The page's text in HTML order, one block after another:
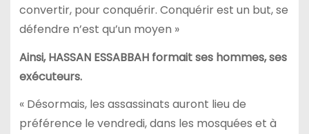
convertir, pour conquérir. Conquérir est un but, se
défendre n’est qu’un moyen »
Ainsi, HASSAN ESSABBAH formait ses hommes, ses
exécuteurs.
« Désormais, les assassinats auront lieu de
préférence le vendredi, dans les mosquées et à